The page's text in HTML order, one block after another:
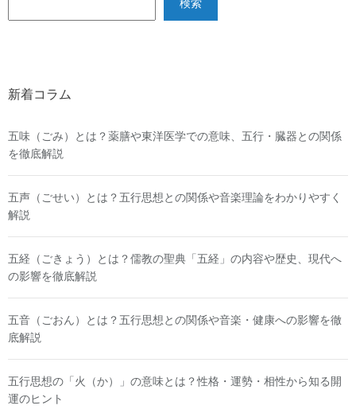
検索
新着コラム
五味（ごみ）とは？薬膳や東洋医学での意味、五行・臓器との関係
を徹底解説
五声（ごせい）とは？五行思想との関係や音楽理論をわかりやすく
解説
五経（ごきょう）とは？儒教の聖典「五経」の内容や歴史、現代へ
の影響を徹底解説
五音（ごおん）とは？五行思想との関係や音楽・健康への影響を徹
底解説
五行思想の「火（か）」の意味とは？性格・運勢・相性から知る開
運のヒント